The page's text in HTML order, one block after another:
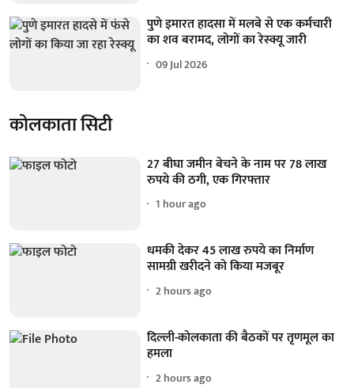
पुणे इमारत हादसा में मलबे से एक कर्मचारी
का शव बरामद, लोगों का रेस्क्यू जारी
09 Jul 2026
कोलकाता सिटी
27 बीघा जमीन बेचने के नाम पर 78 लाख
रुपये की ठगी, एक गिरफ्तार
1 hour ago
धमकी देकर 45 लाख रुपये का निर्माण
सामग्री खरीदने को किया मजबूर
2 hours ago
दिल्ली-कोलकाता की बैठकों पर तृणमूल का
हमला
2 hours ago